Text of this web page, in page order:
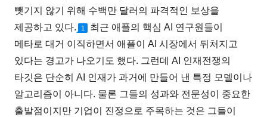
뺏기지 않기 위해 수백만 달러의 파격적인 보상을
제공하고 있다.
1
최근 애플의 핵심 AI 연구원들이
메타로 대거 이직하면서 애플이 AI 시장에서 뒤처지고
있다는 경고가 나오기도 했다. 그런데 AI 인재전쟁의
타깃은 단순히 AI 인재가 과거에 만들어 낸 특정 모델이나
알고리즘이 아니다. 물론 그들의 성과와 전문성이 중요한
출발점이지만 기업이 진정으로 주목하는 것은 그들이